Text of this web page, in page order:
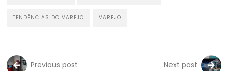
TENDÊNCIAS DO VAREJO VAREJO
Previous post Next post